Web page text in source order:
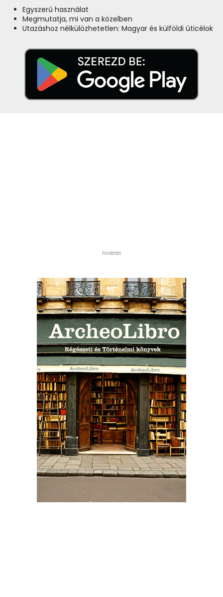
Egyszerű használat
Megmutatja, mi van a közelben
Utazáshoz nélkülözhetetlen: Magyar és külföldi úticélok
hirdetés